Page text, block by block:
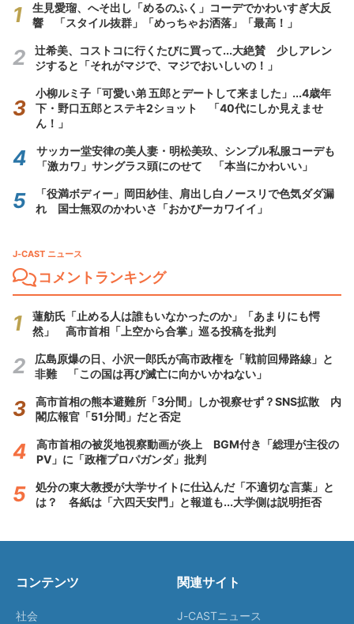
生見愛瑠、へそ出し「めるのふく」コーデでかわいすぎ大反
響 「スタイル抜群」「めっちゃお洒落」「最高！」
辻希美、コストコに行くたびに買って...大絶賛 少しアレン
ジすると「それがマジで、マジでおいしいの！」
小柳ルミ子「可愛い弟 五郎とデートして来ました」...4歳年
下・野口五郎とステキ2ショット 「40代にしか見えませ
ん！」
サッカー堂安律の美人妻・明松美玖、シンプル私服コーデも
「激カワ」サングラス頭にのせて 「本当にかわいい」
「役満ボディー」岡田紗佳、肩出し白ノースリで色気ダダ漏
れ 国士無双のかわいさ「おかぴーカワイイ」
J-CAST ニュース
コメントランキング
蓮舫氏「止める人は誰もいなかったのか」「あまりにも愕
然」 高市首相「上空から合掌」巡る投稿を批判
広島原爆の日、小沢一郎氏が高市政権を「戦前回帰路線」と
非難 「この国は再び滅亡に向かいかねない」
高市首相の熊本避難所「3分間」しか視察せず？SNS拡散 内
閣広報官「51分間」だと否定
高市首相の被災地視察動画が炎上 BGM付き「総理が主役の
PV」に「政権プロパガンダ」批判
処分の東大教授が大学サイトに仕込んだ「不適切な言葉」と
は？ 各紙は「六四天安門」と報道も...大学側は説明拒否
コンテンツ
社会
関連サイト
J-CASTニュース